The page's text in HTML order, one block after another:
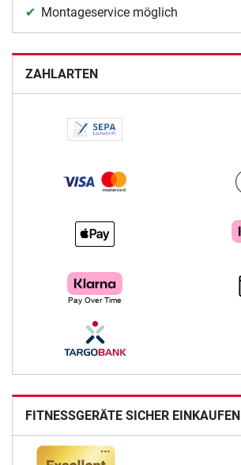
Montageservice möglich
ZAHLARTEN
FITNESSGERÄTE SICHER EINKAUFEN